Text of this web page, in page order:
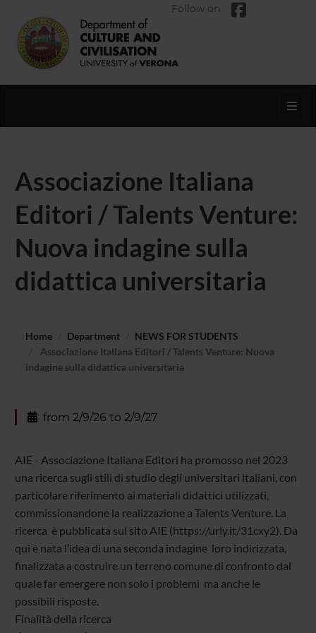
Follow on
Associazione Italiana
Editori / Talents Venture:
Nuova indagine sulla
didattica universitaria
Home Department
NEWS FOR STUDENTS
Associazione Italiana Editori / Talents Venture: Nuova
indagine sulla didattica universitaria
from 2/9/26 to 2/9/27
AIE - Associazione Italiana Editori ha promosso nel 2023
una ricerca sugli stili di studio degli universitari italiani, con
particolare riferimento ai materiali didattici utilizzati,
commissionandone la realizzazione a Talents Venture. La
ricerca è pubblicata sul sito AIE (https://urly.it/31cxy2). Da
qui è nata l’idea di una seconda indagine loro indirizzata,
finalizzata a costruire un terreno comune di confronto dal
quale far emergere non solo i problemi ma anche le
possibili risposte.
Finalità della ricerca